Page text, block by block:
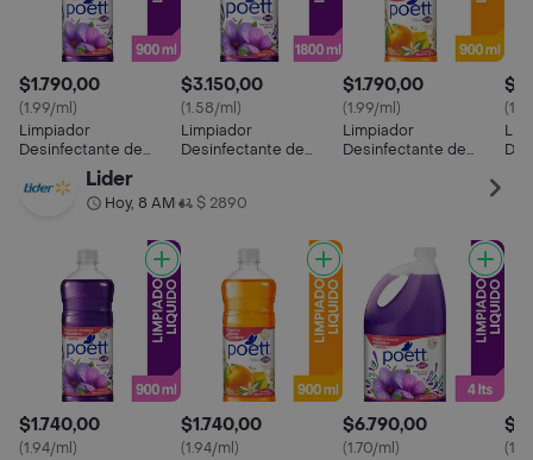
$1.790,00
(1.99/ml)
Limpiador
Desinfectante de
Pisos Poett Frescura
de Lavanda (Botella)
$3.150,00
(1.58/ml)
Limpiador
Desinfectante de
1800 ml
$1.790,00
(1.99/ml)
Limpiador
Desinfectante de
Lider
Hoy, 8 AM• $ 2890
$1.740,00
(1.94/ml)
$1.740,00
(1.94/ml)
$6.790,00
(1.70/ml)